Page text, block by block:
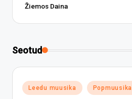
Žiemos Daina
Seotud
Posted
in
Leedu muusika Popmuusika